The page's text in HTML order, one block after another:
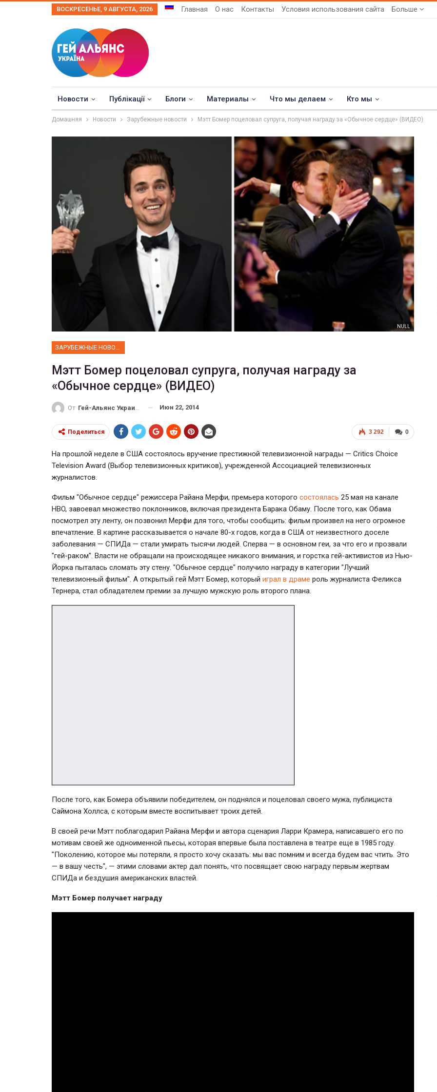
ВОСКРЕСЕНЬЕ, 9 АВГУСТА, 2026 Главная О нас Контакты Условия использования сайта Больше
Новости Публікації Блоги Материалы Что мы делаем Кто мы
Домашняя Новости Зарубежные новости Мэтт Бомер поцеловал супруга, получая награду за «Обычное сердце» (ВИДЕО)
NULL
ЗАРУБЕЖНЫЕ НОВОСТИ
Мэтт Бомер поцеловал супруга, получая награду за
«Обычное сердце» (ВИДЕО)
От Гей-Альянс Украина Июн 22, 2014
0
3 292
Поделиться
На прошлой неделе в США состоялось вручение престижной телевизионной награды — Critics Choice
Television Award (Выбор телевизионных критиков), учрежденной Ассоциацией телевизионных
журналистов.
Фильм "Обычное сердце" режиссера Райана Мерфи, премьера которого состоялась 25 мая на канале
HBO, завоевал множество поклонников, включая президента Барака Обаму. После того, как Обама
посмотрел эту ленту, он позвонил Мерфи для того, чтобы сообщить: фильм произвел на него огромное
впечатление. В картине рассказывается о начале 80-х годов, когда в США от неизвестного доселе
заболевания — СПИДа — стали умирать тысячи людей. Сперва — в основном геи, за что его и прозвали
"гей-раком". Власти не обращали на происходящее никакого внимания, и горстка гей-активистов из Нью-
Йорка пыталась сломать эту стену. "Обычное сердце" получило награду в категории "Лучший
телевизионный фильм". А открытый гей Мэтт Бомер, который играл в драме роль журналиста Феликса
Тернера, стал обладателем премии за лучшую мужскую роль второго плана.
После того, как Бомера объявили победителем, он поднялся и поцеловал своего мужа, публициста
Саймона Холлса, с которым вместе воспитывает троих детей.
В своей речи Мэтт поблагодарил Райана Мерфи и автора сценария Ларри Крамера, написавшего его по
мотивам своей же одноименной пьесы, которая впервые была поставлена в театре еще в 1985 году.
"Поколению, которое мы потеряли, я просто хочу сказать: мы вас помним и всегда будем вас чтить. Это
— в вашу честь", — этими словами актер дал понять, что посвящает свою награду первым жертвам
СПИДа и бездушия американских властей.
Мэтт Бомер получает награду
ФОТО
Военнослужащие-трансгендеры
Июл 27, 2017